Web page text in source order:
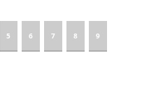
5 6 7 8 9